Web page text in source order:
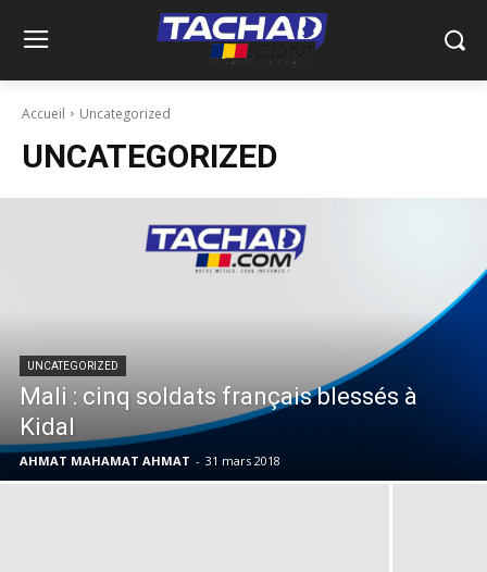
Accueil Uncategorized
UNCATEGORIZED
UNCATEGORIZED
Mali : cinq soldats français blessés à
Kidal
AHMAT MAHAMAT AHMAT - 31 mars 2018